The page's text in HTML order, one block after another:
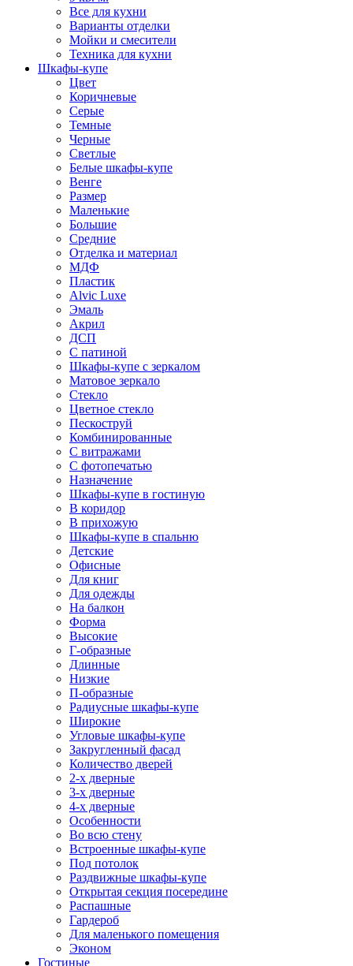
Все для кухни
Варианты отделки
Мойки и смесители
Техника для кухни
Шкафы-купе
Цвет
Коричневые
Серые
Темные
Черные
Светлые
Белые шкафы-купе
Венге
Размер
Маленькие
Большие
Средние
Отделка и материал
МДФ
Пластик
Alvic Luxe
Эмаль
Акрил
ДСП
С патиной
Шкафы-купе с зеркалом
Матовое зеркало
Стекло
Цветное стекло
Пескоструй
Комбинированные
С витражами
С фотопечатью
Назначение
Шкафы-купе в гостиную
В коридор
В прихожую
Шкафы-купе в спальню
Детские
Офисные
Для книг
Для одежды
На балкон
Форма
Высокие
Г-образные
Длинные
Низкие
П-образные
Радиусные шкафы-купе
Широкие
Угловые шкафы-купе
Закругленный фасад
Количество дверей
2-х дверные
3-х дверные
4-х дверные
Особенности
Во всю стену
Встроенные шкафы-купе
Под потолок
Раздвижные шкафы-купе
Открытая секция посередине
Распашные
Гардероб
Для маленького помещения
Эконом
Гостиные